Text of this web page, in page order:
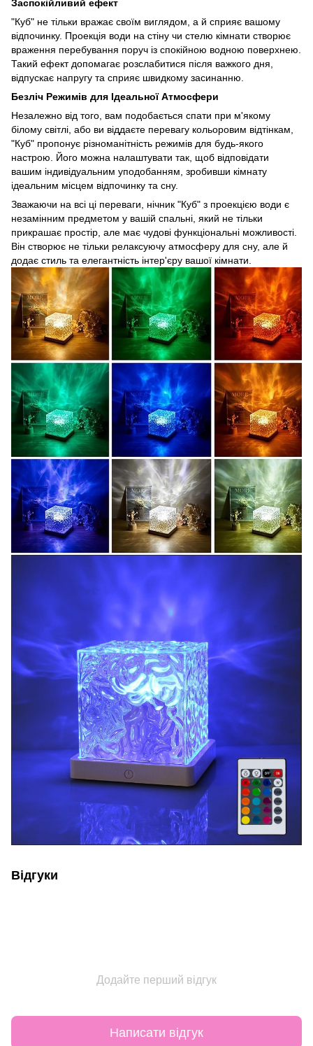
Заспокійливий ефект
"Куб" не тільки вражає своїм виглядом, а й сприяє вашому
відпочинку. Проекція води на стіну чи стелю кімнати створює
враження перебування поруч із спокійною водною поверхнею.
Такий ефект допомагає розслабитися після важкого дня,
відпускає напругу та сприяє швидкому засинанню.
Безліч Режимів для Ідеальної Атмосфери
Незалежно від того, вам подобається спати при м'якому
білому світлі, або ви віддаєте перевагу кольоровим відтінкам,
"Куб" пропонує різноманітність режимів для будь-якого
настрою. Його можна налаштувати так, щоб відповідати
вашим індивідуальним уподобанням, зробивши кімнату
ідеальним місцем відпочинку та сну.
Зважаючи на всі ці переваги, нічник "Куб" з проекцією води є
незамінним предметом у вашій спальні, який не тільки
прикрашає простір, але має чудові функціональні можливості.
Він створює не тільки релаксуючу атмосферу для сну, але й
додає стиль та елегантність інтер'єру вашої кімнати.
Відгуки
Додайте перший відгук
Написати відгук